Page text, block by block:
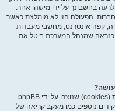
בחשבונך על ידי מישהו אחר.
הפעולה הזו לא מומלצת כאשר
קפה אינטרנט, מחשבי מעבדות
כנראה שמנהל המערכת ביטל את
"מחק את כל עוגיות המערכת" מוחק את כל העוגיות (cookies) שנוצרו על ידי phpBB
נוספים כמו מעקב קריאה של